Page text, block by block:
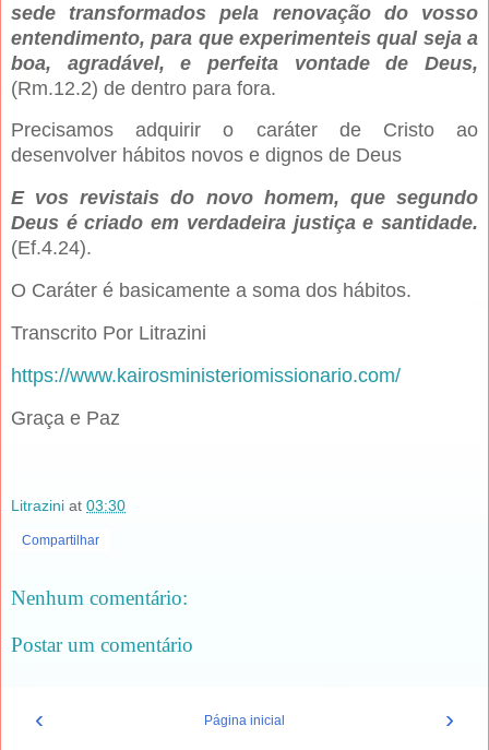
sede transformados pela renovação do vosso
entendimento, para que experimenteis qual seja a
boa, agradável, e perfeita vontade de Deus,
(Rm.12.2) de dentro para fora.
Precisamos adquirir o caráter de Cristo ao
desenvolver hábitos novos e dignos de Deus
E vos revistais do novo homem, que segundo
Deus é criado em verdadeira justiça e santidade.
(Ef.4.24).
O Caráter é basicamente a soma dos hábitos.
Transcrito Por Litrazini
https://www.kairosministeriomissionario.com/
Graça e Paz
Litrazini at 03:30
Compartilhar
Nenhum comentário:
Postar um comentário
‹ ›
Página inicial